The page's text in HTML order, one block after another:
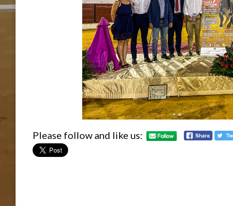
Please follow and like us: